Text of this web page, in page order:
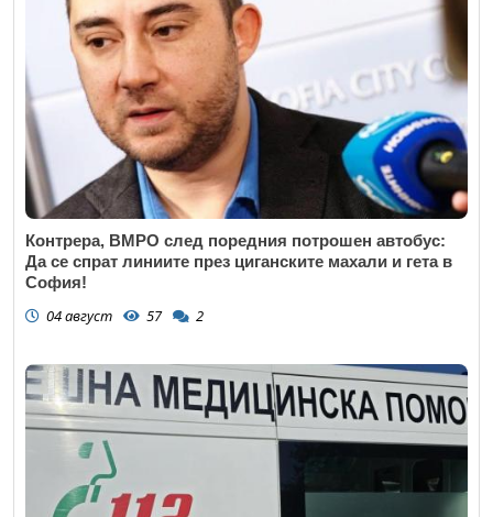
Контрера, ВМРО след поредния потрошен автобус:
Да се спрат линиите през циганските махали и гета в
София!
04 август 57 2